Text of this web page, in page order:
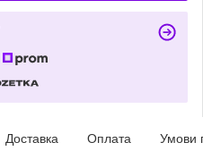
Доставка Оплата Умови